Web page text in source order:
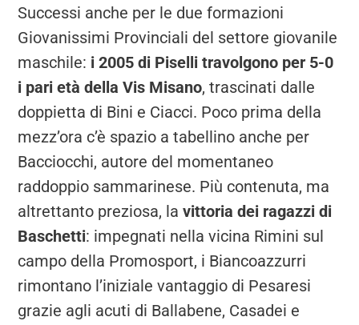
Successi anche per le due formazioni
Giovanissimi Provinciali del settore giovanile
maschile: i 2005 di Piselli travolgono per 5-0
i pari età della Vis Misano, trascinati dalle
doppietta di Bini e Ciacci. Poco prima della
mezz’ora c’è spazio a tabellino anche per
Bacciocchi, autore del momentaneo
raddoppio sammarinese. Più contenuta, ma
altrettanto preziosa, lavittoria dei ragazzi di
Baschetti: impegnati nella vicina Rimini sul
campo della Promosport, i Biancoazzurri
rimontano l’iniziale vantaggio di Pesaresi
grazie agli acuti di Ballabene, Casadei e